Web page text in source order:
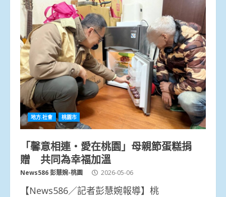
地方.社會 桃園市
「馨意相連‧愛在桃園」母親節蛋糕捐
贈 共同為幸福加溫
News586 彭慧婉-桃園 2026-05-06
【News586／記者彭慧婉報導】桃